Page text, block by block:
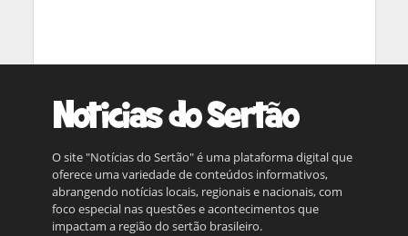
O site "Notícias do Sertão" é uma plataforma digital que
oferece uma variedade de conteúdos informativos,
abrangendo notícias locais, regionais e nacionais, com
foco especial nas questões e acontecimentos que
impactam a região do sertão brasileiro.